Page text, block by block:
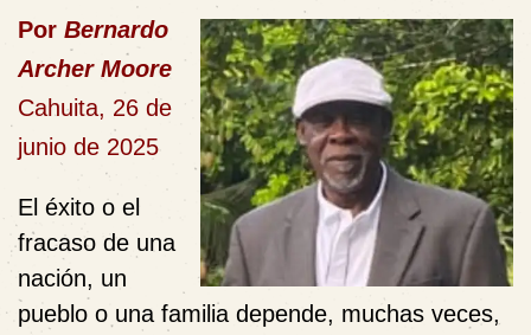
Por Bernardo
Archer Moore
Cahuita, 26 de
junio de 2025
El éxito o el
fracaso de una
nación, un
pueblo o una familia depende, muchas veces,